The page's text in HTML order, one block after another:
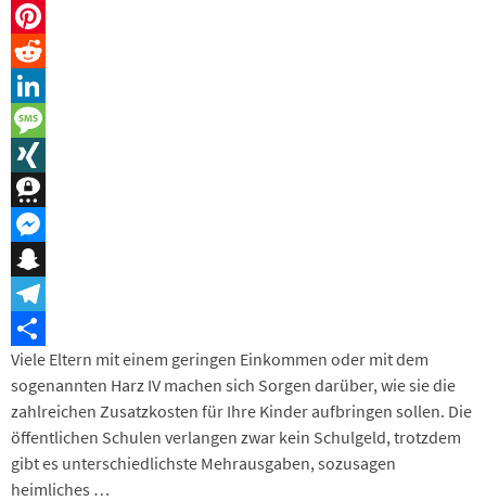
WhatsApp
Pinterest
Reddit
LinkedIn
Message
XING
Threema
Messenger
Snapchat
Telegram
Teilen
Viele Eltern mit einem geringen Einkommen oder mit dem
sogenannten Harz IV machen sich Sorgen darüber, wie sie die
zahlreichen Zusatzkosten für Ihre Kinder aufbringen sollen. Die
öffentlichen Schulen verlangen zwar kein Schulgeld, trotzdem
gibt es unterschiedlichste Mehrausgaben, sozusagen
heimliches …